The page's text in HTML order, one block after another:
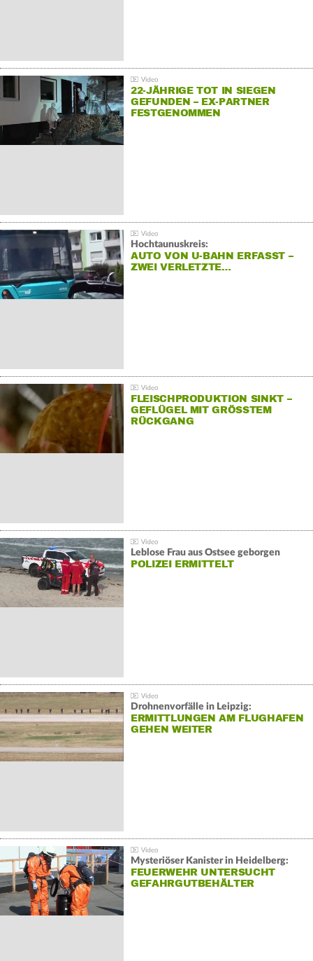
22-JÄHRIGE TOT IN SIEGEN
GEFUNDEN – EX-PARTNER
FESTGENOMMEN
Hochtaunuskreis:
AUTO VON U-BAHN ERFASST –
ZWEI VERLETZTE…
FLEISCHPRODUKTION SINKT –
GEFLÜGEL MIT GRÖSSTEM R
ÜCKGANG
Leblose Frau aus Ostsee geborgen
POLIZEI ERMITTELT
Drohnenvorfälle in Leipzig:
ERMITTLUNGEN AM FLUGHAFEN
GEHEN WEITER
Mysteriöser Kanister in Heidelberg:
FEUERWEHR UNTERSUCHT
GEFAHRGUTBEHÄLTER